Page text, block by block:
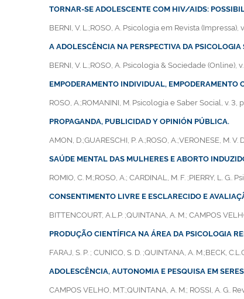
TORNAR-SE ADOLESCENTE COM HIV/AIDS:
BERNI, V. L.;ROSO, A. Psicologia em Revista (Impressa),
A ADOLESCÊNCIA NA PERSPECTIVA DA
BERNI, V. L.;ROSO, A. Psicologia & Sociedade (Online),
EMPODERAMENTO INDIVIDUAL,
ROSO, A.;ROMANINI, M. Psicologia e Saber Social, v. 3,
PROPAGANDA, PUBLICIDAD Y OPINIÓN PÚBLICA.
AMON, D.;GUARESCHI, P. A.;ROSO, A.;VERONESE,
SAÚDE MENTAL DAS MULHERES E ABORTO
ROMIO, C. M.;ROSO, A.; CARDINAL, M. F. ;PIERRY, L. G..
CONSENTIMENTO LIVRE E ESCLARECIDO E
BITTENCOURT, A.L.P. ;QUINTANA, A. M.; CAMPOS
PRODUÇÃO CIENTÍFICA NA ÁREA DA PSICOLOGIA
FARAJ, S. P. ; CUNICO, S. D. ;QUINTANA, A. M.;BECK,
ADOLESCÊNCIA, AUTONOMIA E PESQUISA EM
CAMPOS VELHO, M.T.;QUINTANA, A. M.; ROSSI, A. G..